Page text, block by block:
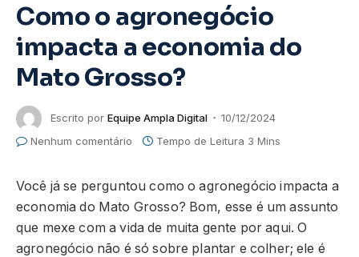
Como o agronegócio
impacta a economia do
Mato Grosso?
Escrito por Equipe Ampla Digital
10/12/2024
Nenhum comentário
Tempo de Leitura 3 Mins
Você já se perguntou como o agronegócio impacta a
economia do Mato Grosso? Bom, esse é um assunto
que mexe com a vida de muita gente por aqui. O
agronegócio não é só sobre plantar e colher; ele é